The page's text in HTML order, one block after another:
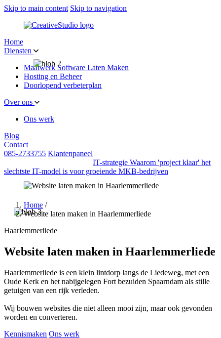
Skip to main content Skip to navigation
Home
Diensten
Maatwerk Software Laten Maken
Hosting en Beheer
Doorlopend verbeterplan
Over ons
Ons werk
Blog
Contact
085-2733755 Klantenpaneel
IT-strategie Waarom 'project klaar' het
slechtste IT-model is voor groeiende MKB-bedrijven
Home /
Website laten maken in Haarlemmerliede
Haarlemmerliede
Website laten maken in Haarlemmerliede
Haarlemmerliede is een klein lintdorp langs de Liedeweg, met een
Oude Kerk en het nabijgelegen Fort bezuiden Spaarndam als stille
getuigen van een rijk verleden.
Wij bouwen websites die niet alleen mooi zijn, maar ook gevonden
worden en converteren.
Kennismaken Ons werk